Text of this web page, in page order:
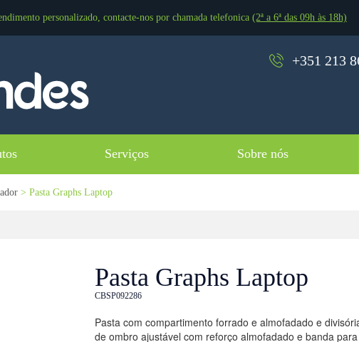
personalizado, contacte-nos por chamada telefonica (2ª a 6ª das 09h às 18h)
+351 213
Serviços Sobre nós
> Pasta Graphs Laptop
Pasta Graphs Laptop
CBSP092286
Pasta com compartimento forrado e almofadado e
de ombro ajustável com reforço almofadado e banda